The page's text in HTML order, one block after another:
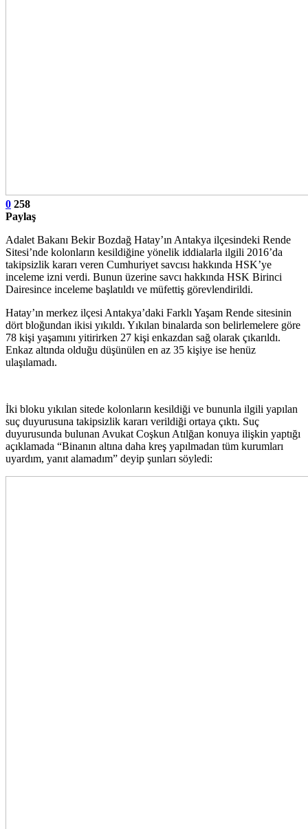
0 258
Paylaş
Adalet Bakanı Bekir Bozdağ Hatay’ın Antakya ilçesindeki Rende
Sitesi’nde kolonların kesildiğine yönelik iddialarla ilgili 2016’da
takipsizlik kararı veren Cumhuriyet savcısı hakkında HSK’ye
inceleme izni verdi. Bunun üzerine savcı hakkında HSK Birinci
Dairesince inceleme başlatıldı ve müfettiş görevlendirildi.
Hatay’ın merkez ilçesi Antakya’daki Farklı Yaşam Rende sitesinin
dört bloğundan ikisi yıkıldı. Yıkılan binalarda son belirlemelere göre
78 kişi yaşamını yitirirken 27 kişi enkazdan sağ olarak çıkarıldı.
Enkaz altında olduğu düşünülen en az 35 kişiye ise henüz
ulaşılamadı.
İki bloku yıkılan sitede kolonların kesildiği ve bununla ilgili yapılan
suç duyurusuna takipsizlik kararı verildiği ortaya çıktı. Suç
duyurusunda bulunan Avukat Coşkun Atılğan konuya ilişkin yaptığı
açıklamada “Binanın altına daha kreş yapılmadan tüm kurumları
uyardım, yanıt alamadım” deyip şunları söyledi: